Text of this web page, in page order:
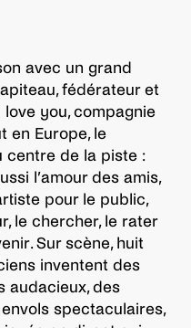
avec un grand
fédérateur et
you, compagnie
en Europe, le
centre de la piste :
l’amour des amis,
pour le public,
le chercher, le rater
Sur scène, huit
inventent des
audacieux, des
spectaculaires,